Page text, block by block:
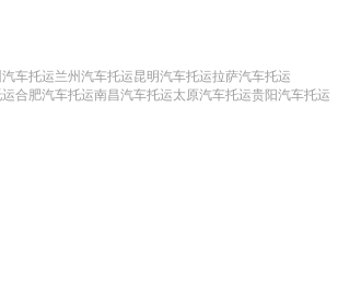
车托运兰州汽车托运昆明汽车托运拉萨汽车托运
合肥汽车托运南昌汽车托运太原汽车托运贵阳汽车托运